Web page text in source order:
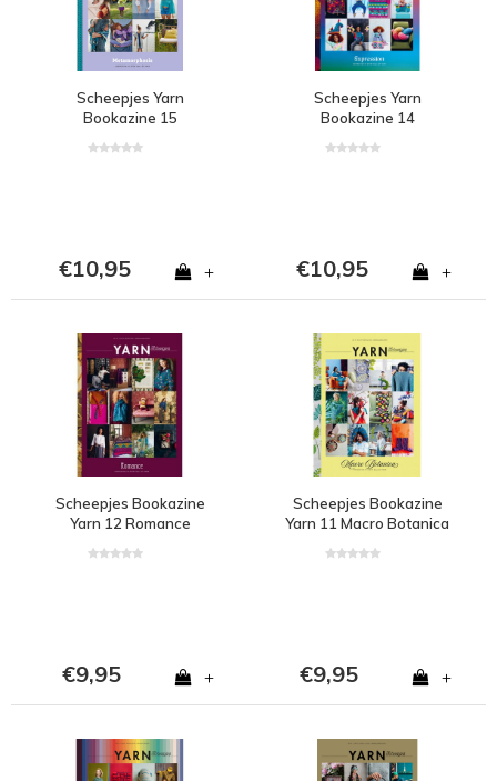
Scheepjes Yarn
Bookazine 15
€10,95 +
Scheepjes Yarn
Bookazine 14
€10,95 +
Scheepjes Bookazine
Yarn 12 Romance
€9,95 +
Scheepjes Bookazine
Yarn 11 Macro Botanica
€9,95 +